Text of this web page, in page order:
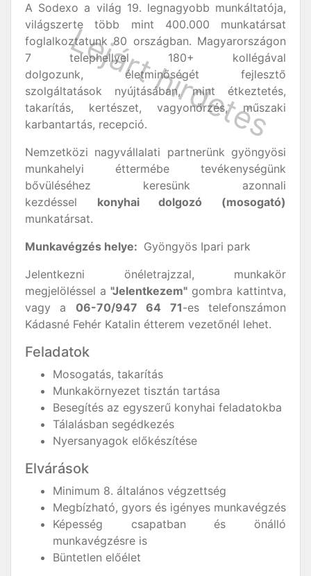
A Sodexo a világ 19. legnagyobb munkáltatója,
világszerte több mint 400.000 munkatársat
foglalkoztatunk 80 országban. Magyarországon
7 telephellyel 180+ kollégával
dolgozunk, életminőségét fejlesztő
szolgáltatások nyújtásában, mint étkeztetés,
takarítás, kertészet, vagyonőrzés, műszaki
karbantartás, recepció.
Nemzetközi nagyvállalati partnerünk gyöngyösi
munkahelyi éttermébe tevékenységünk
bővüléséhez keresünk azonnali
kezdéssel konyhai dolgozó (mosogató)
munkatársat.
Munkavégzés helye: Gyöngyös Ipari park
Jelentkezni önéletrajzzal, munkakör
megjelöléssel a "Jelentkezem" gombra kattintva,
vagy a 06-70/947 64 71-es telefonszámon
Kádasné Fehér Katalin étterem vezetőnél lehet.
Feladatok
Mosogatás, takarítás
Munkakörnyezet tisztán tartása
Besegítés az egyszerű konyhai feladatokba
Tálalásban segédkezés
Nyersanyagok előkészítése
Elvárások
Minimum 8. általános végzettség
Megbízható, gyors és igényes munkavégzés
Képesség csapatban és önálló
munkavégzésre is
Büntetlen előélet